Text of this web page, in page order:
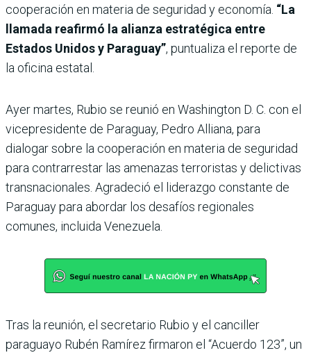
cooperación en materia de seguridad y economía. “La
llamada reafirmó la alianza estratégica entre
Estados Unidos y Paraguay”, puntualiza el reporte de
la oficina estatal.
Ayer martes, Rubio se reunió en Washington D. C. con el
vicepresidente de Paraguay, Pedro Alliana, para
dialogar sobre la cooperación en materia de seguridad
para contrarrestar las amenazas terroristas y delictivas
transnacionales. Agradeció el liderazgo constante de
Paraguay para abordar los desafíos regionales
comunes, incluida Venezuela.
Tras la reunión, el secretario Rubio y el canciller
paraguayo Rubén Ramírez firmaron el “Acuerdo 123”, un